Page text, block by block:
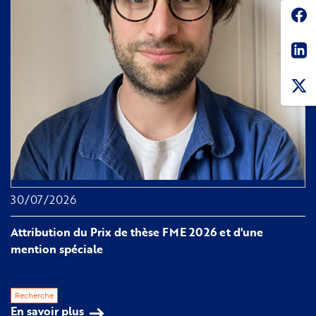
Attribution du Prix de thèse FME 2026 et d'une
mention spéciale
Recherche
30/07/2026
En savoir plus